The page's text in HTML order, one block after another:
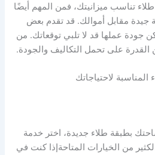
تناسب ميزانيتك، فمن المهم أيضًا
مقابل أموالك. قد تقدم بعض
جودة عملها قد لا تلبي توقعاتك. من
القدرة على تحمل التكاليف والجودة.
بطبقة طلاء جديدة، اختر خدمة
من الخيارات المتاحةإذا كنت في